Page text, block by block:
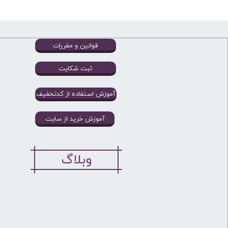
قوانین و مقررات
ثبت شکایت
آموزش خرید از سایت
آموزش استفاده از کدتخفیف
وبلاگ